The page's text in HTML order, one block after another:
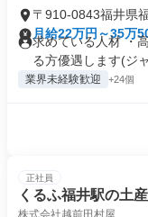
〒910-0843福井県
月給22万円～35万
求めている人材 ・
る方優遇します(ジ
業界未経験歓迎 +24個
正社員
くるふ福井駅の土
株式会社越前田村屋